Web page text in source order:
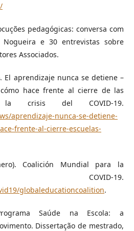
pedagógicas: conversa com
e 30 entrevistas sobre
Associados.
El aprendizaje nunca se detiene –
cómo hace frente al cierre de las
la crisis del COVID-19.
aprendizaje-nunca-se-detiene-
frente-al-cierre-escuelas-
Coalición Mundial para la
COVID-19.
globaleducationcoalition.
Saúde na Escola: a
Dissertação de mestrado,